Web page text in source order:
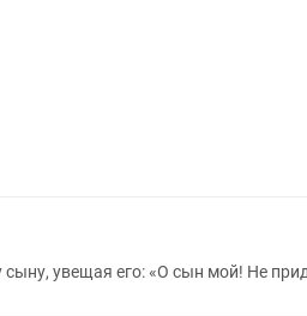
увещая его: «О сын мой! Не